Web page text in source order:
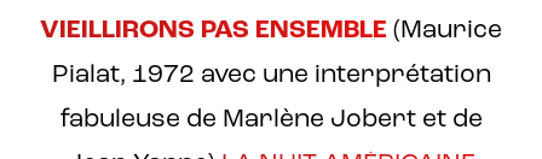
VIEILLIRONS PAS ENSEMBLE (Maurice
Pialat, 1972 avec une interprétation
fabuleuse de Marlène Jobert et de